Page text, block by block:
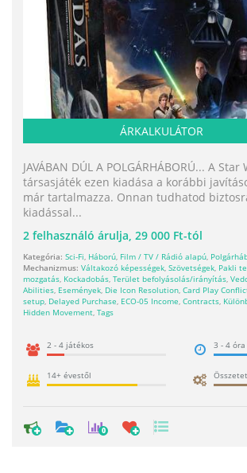
ÁRKALKULÁTOR
JAVÁBAN DÚL A POLGÁRHÁBORÚ... A
társasjáték ezen kiadása a korábbi
már tartalmazza. Onnan tudhatod
kiadással...
2 felhasználó árulja, 29 000 Ft-tól
Kategória: Sci-Fi Háború Film / TV / Rádió alapú
Mechanizmus: Váltakozó képességek Szövetségek Pakli
mozgatás Kockadobás Terület befolyásolás/irányítás
Abilities Események Die Icon Resolution Card Play
setup Delayed Purchase ECO-05 Income Contracts
Hidden Movement Tags
2 - 4 játékos 3 - 4 óra
14+ évestől
0